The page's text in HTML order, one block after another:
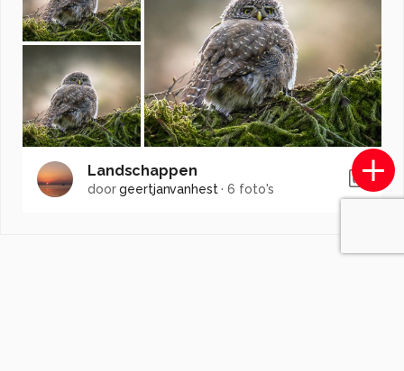
Landschappen
doorgeertjanvanhest·6 foto's